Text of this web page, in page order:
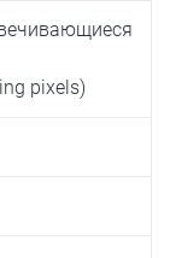
pixels)